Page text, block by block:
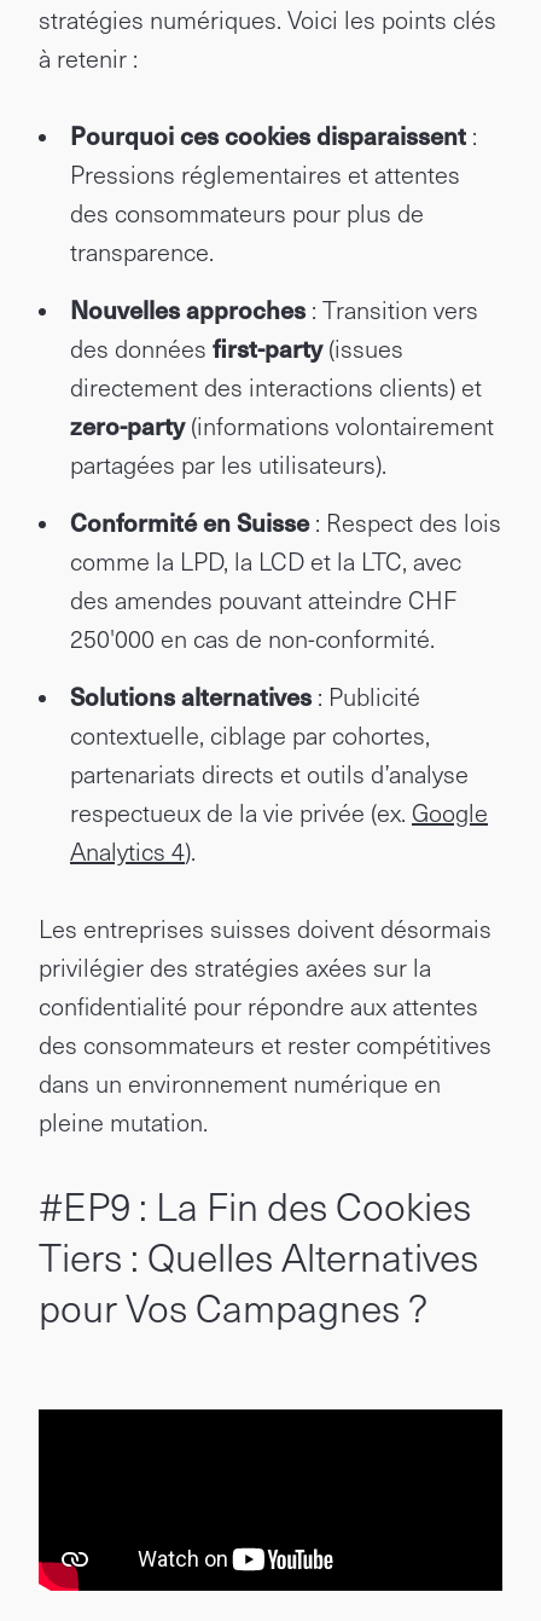
stratégies numériques. Voici les points clés
à retenir :
Pourquoi ces cookies disparaissent :
Pressions réglementaires et attentes
des consommateurs pour plus de
transparence.
Nouvelles approches: Transition vers
des données first-party(issues
directement des interactions clients) et
zero-party(informations volontairement
partagées par les utilisateurs).
Conformité en Suisse: Respect des lois
comme la LPD, la LCD et la LTC, avec
des amendes pouvant atteindre CHF
250'000 en cas de non-conformité.
Solutions alternatives: Publicité
contextuelle, ciblage par cohortes,
partenariats directs et outils d’analyse
respectueux de la vie privée (ex. Google
Analytics 4).
Les entreprises suisses doivent désormais
privilégier des stratégies axées sur la
confidentialité pour répondre aux attentes
des consommateurs et rester compétitives
dans un environnement numérique en
pleine mutation.
#EP9 : La Fin des Cookies
Tiers : Quelles Alternatives
pour Vos Campagnes ?